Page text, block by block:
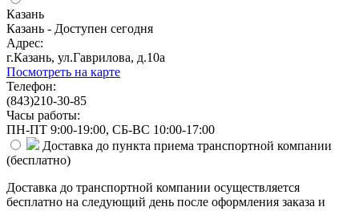
Казань
Казань - Доступен сегодня
Адрес:
г.Казань, ул.Гаврилова, д.10а
Посмотреть на карте
Телефон:
(843)210-30-85
Часы работы:
ПН-ПТ 9:00-19:00, СБ-ВС 10:00-17:00
Доставка до пункта приема транспортной компании
(бесплатно)
Доставка до транспортной компании осуществляется
бесплатно на следующий день после оформления заказа и